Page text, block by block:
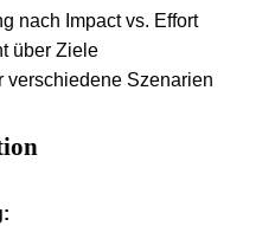
nach Impact vs. Effort
über Ziele
verschiedene Szenarien